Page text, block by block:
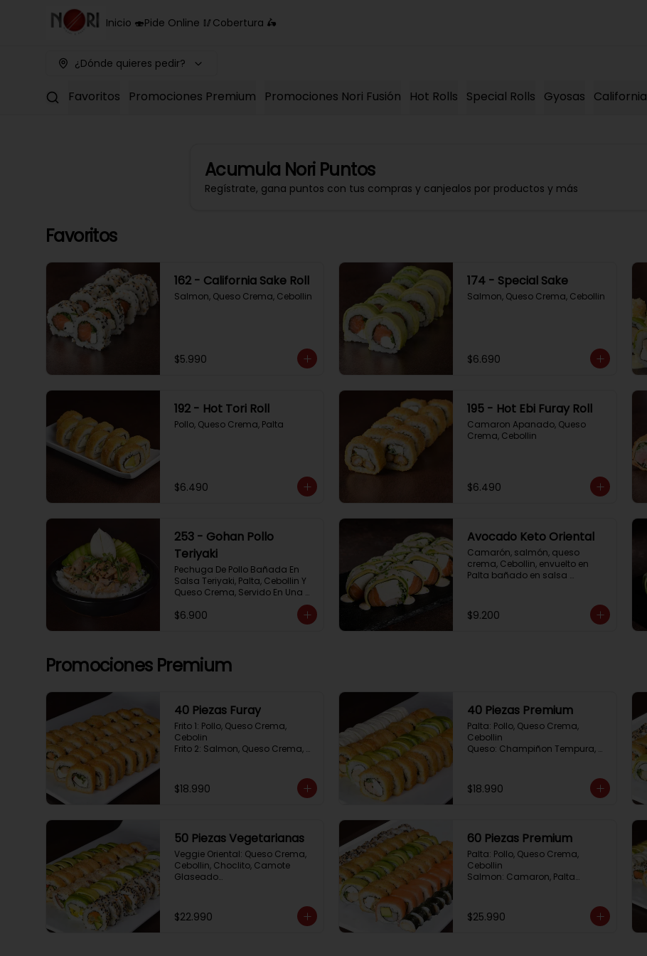
Inicio 🍣Pide Online 🥢 Cobertura 🛵
¿Dónde quieres pedir?
Favoritos Promociones Premium Promociones Nori Fusión Hot Rolls Special Rolls Gyosas California
Acumula Nori Puntos
Regístrate, gana puntos con tus compras y canjealos por productos y más
Favoritos
162 - California Sake Roll
Salmon, Queso Crema, Cebollin
$5.990
174 - Special Sake
Salmon, Queso Crema, Cebollin
$6.690
192 - Hot Tori Roll
Pollo, Queso Crema, Palta
$6.490
195 - Hot Ebi Furay Roll
Camaron Apanado, Queso
Crema, Cebollin
$6.490
253 - Gohan Pollo
Teriyaki
Pechuga De Pollo Bañada En
Salsa Teriyaki, Palta, Cebollin Y
Queso Crema, Servido En Una
$6.900
Avocado Keto Oriental
Camarón, salmón, queso
crema, Cebollin, envuelto en
Palta bañado en salsa
$9.200
Promociones Premium
40 Piezas Furay
Frito 1: Pollo, Queso Crema,
Cebolin
Frito 2: Salmon, Queso Crema,
Cebollin
Frito 4: Kanikama, Queso Crema,
$18.990
40 Piezas Premium
Palta: Pollo, Queso Crema,
Cebollin
Queso: Champiñon Tempura,
Crema,Cebollin
Frito 2: Salmon,Queso Crema,
$18.990
50 Piezas Vegetarianas
Veggie Oriental: Queso Crema,
Cebollin, Choclito, Camote
Glaseado
Apanada
Avocado Veggie:	Palmito,
$22.990
60 Piezas Premium
Palta: Pollo, Queso Crema,
Cebollin
Salmon: Camaron, Palta
Cebollin
Frito 2: Champiñon Tempura,
$25.990